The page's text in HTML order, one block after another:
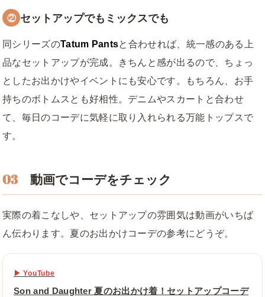
② セットアップでもミックスでも
同シリーズのTatum Pantsと合わせれば、統一感のある上
品なセットアップが完成。きちんと感が出るので、ちょっ
としたお出かけやイベントにも安心です。もちろん、お手
持ちのボトムスとも好相性。デニムやスカートと合わせ
て、毎日のコーデに気軽に取り入れられる万能トップスで
す。
03動画でコーデをチェック
実際の着こなしや、セットアップの雰囲気は動画がいちば
ん伝わります。夏のお出かけコーデの参考にどうぞ。
▶ YouTube
Son and Daughter 夏のお出かけ着！セットアップコーデ